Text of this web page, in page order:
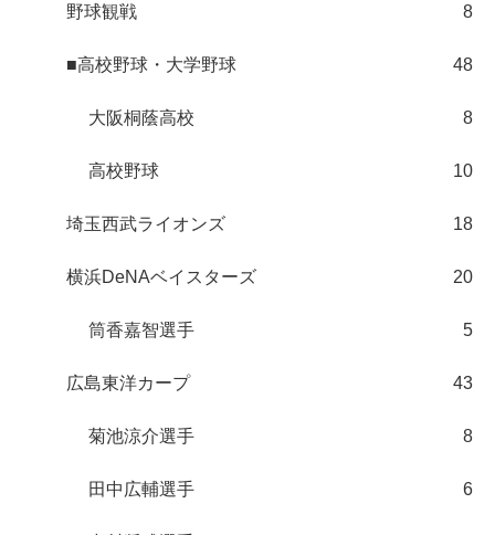
野球観戦 8
■高校野球・大学野球 48
大阪桐蔭高校 8
高校野球 10
埼玉西武ライオンズ 18
横浜DeNAベイスターズ 20
筒香嘉智選手 5
広島東洋カープ 43
菊池涼介選手 8
田中広輔選手 6